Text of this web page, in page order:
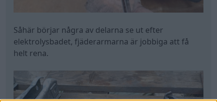
Såhär börjar några av delarna se ut efter
elektrolysbadet, fjäderarmarna är jobbiga att få
helt rena.